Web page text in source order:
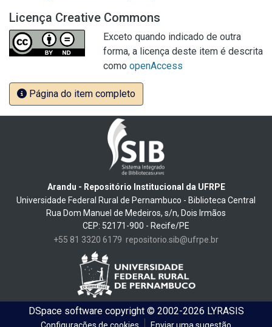
Licença Creative Commons
Exceto quando indicado de outra
forma, a licença deste item é descrita
como openAccess
Página do item completo
Arandu - Repositório Institucional da UFRPE
Universidade Federal Rural de Pernambuco - Biblioteca Central
Rua Dom Manuel de Medeiros, s/n, Dois Irmãos
CEP: 52171-900 - Recife/PE
+55 81 3320 6179 repositorio.sib@ufrpe.br
DSpace softwarecopyright © 2002-2026 LYRASIS